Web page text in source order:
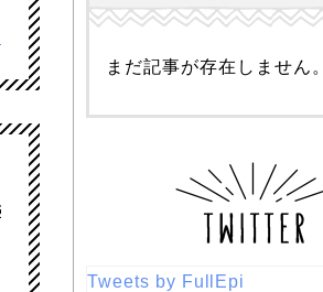
まだ記事が存在しません。
Tweets by FullEpi